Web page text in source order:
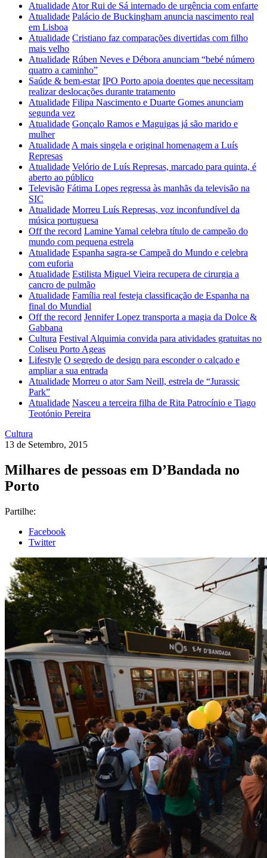
Atualidade Ator Rui de Sá internado de urgência com enfarte
Atualidade Palácio de Buckingham anuncia nascimento real
em Lisboa
Atualidade Cristiano faz comparações divertidas com filho
mais velho
Atualidade Rúben Neves e Débora anunciam “bebé número
quatro a caminho”
Saúde & bem-estar IPO Porto apoia doentes que necessitam
realizar deslocações durante tratamento
Atualidade Filipa Nascimento e Duarte Gomes anunciam
segunda vez
Atualidade Gonçalo Ramos e Maguigas já são marido e
mulher
Atualidade A mais singela e original homenagem a Luís
Represas
Atualidade Velório de Luís Represas, marcado para quinta, é
aberto ao público
Televisão Fátima Lopes regressa às manhãs da televisão na
SIC
Atualidade Morreu Luís Represas, voz inconfundível da
música portuguesa
Off the record Lamine Yamal celebra título de campeão do
mundo com pequena estrela
Atualidade Espanha sagra-se Campeã do Mundo e celebra
com euforia
Atualidade Estilista Miguel Vieira recupera de cirurgia a
cancro de pulmão
Atualidade Família real festeja classificação de Espanha na
final do Mundial
Off the record Jennifer Lopez transporta a magia da Dolce &
Gabbana
Cultura Festival Alquimia convida para atividades gratuitas no
Coliseu Porto Ageas
Lifestyle O segredo de design para esconder o calçado e
ampliar a sua entrada
Atualidade Morreu o ator Sam Neill, estrela de “Jurassic
Park”
Atualidade Nasceu a terceira filha de Rita Patrocínio e Tiago
Teotónio Pereira
Cultura
13 de Setembro, 2015
Milhares de pessoas em D’Bandada no
Porto
Partilhe:
Facebook
Twitter